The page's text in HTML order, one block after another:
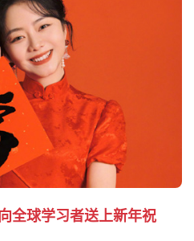
全球学习者送上新年祝